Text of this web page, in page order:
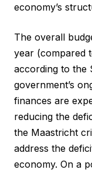
economy’s
The overall
year (compared
according to the
government’s
finances are
reducing the
the Maastricht
address the
economy. On a